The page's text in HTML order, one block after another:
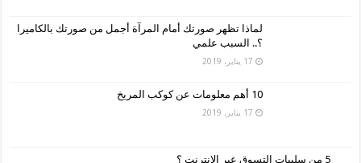
لماذا تظهر صورتك أمام المرآة أجمل من صورتك بالكاميرا
؟.. السبب علمي
17 يناير، 2019
10 أهم معلومات عن كوكب المريخ
17 يناير، 2019
5 من سلبيات التسوق عبر الإنترنت ؟